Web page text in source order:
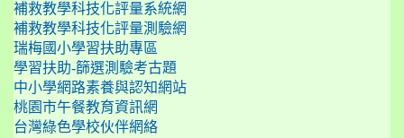
補救教學科技化評量系統網
補救教學科技化評量測驗網
瑞梅國小學習扶助專區
學習扶助-篩選測驗考古題
中小學網路素養與認知網站
桃園市午餐教育資訊網
台灣綠色學校伙伴網絡